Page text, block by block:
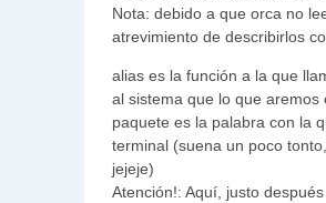
Nota: debido a que orca no
atrevimiento de describirlos
alias es la función a la que
al sistema que lo que
paquete es la palabra con la
terminal (suena un poco
jejeje)
Atención!: Aquí, justo